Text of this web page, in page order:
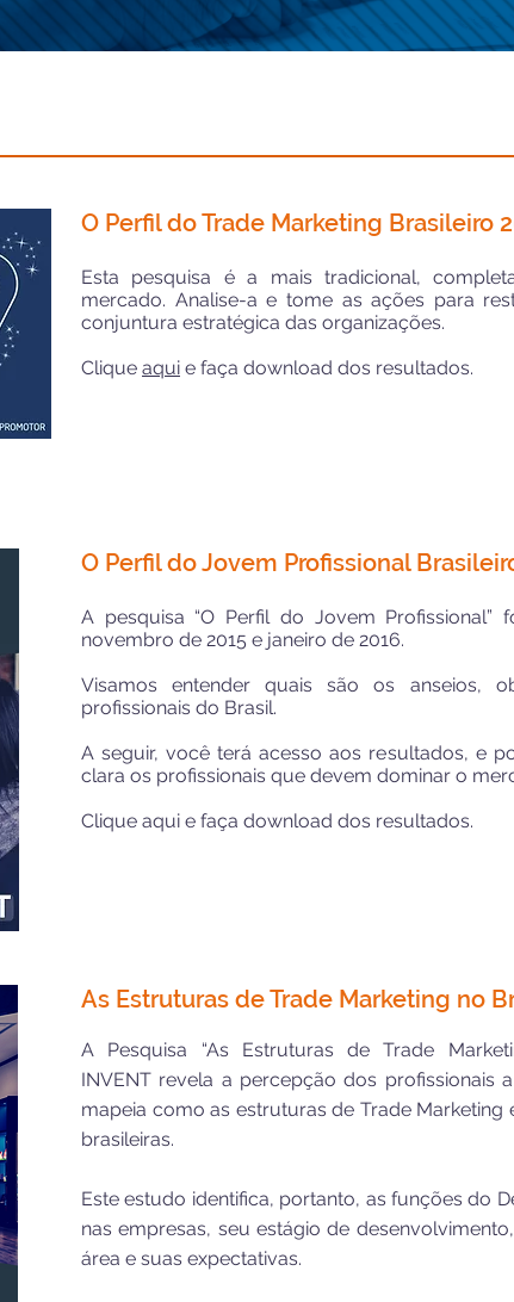
O Perfil do Trade Marketing Brasileiro
Esta pesquisa é a mais tradicional,
mercado. Analise-a e tome as ações para
conjuntura estratégica das organizações.
Clique aqui e faça download dos resultados.
O Perfil do Jovem Profissional
A pesquisa “O Perfil do Jovem Profissional”
novembro de 2015 e janeiro de 2016.
Visamos entender quais são os anseios,
profissionais do Brasil.
A seguir, você terá acesso aos resultados, e
clara os profissionais que devem dominar o
Clique aqui e faça download dos resultados.
As Estruturas de Trade Marketing no
A Pesquisa “As Estruturas de Trade
INVENT revela a percepção dos profissionais
mapeia como as estruturas de Trade Marketing
brasileiras.
Este estudo identifica, portanto, as funções do
nas empresas, seu estágio de
área e suas expectativas.